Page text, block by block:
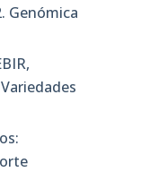
Genómica